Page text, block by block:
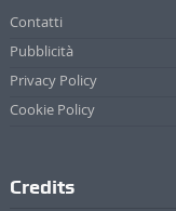
Contatti
Pubblicità
Privacy Policy
Cookie Policy
Credits